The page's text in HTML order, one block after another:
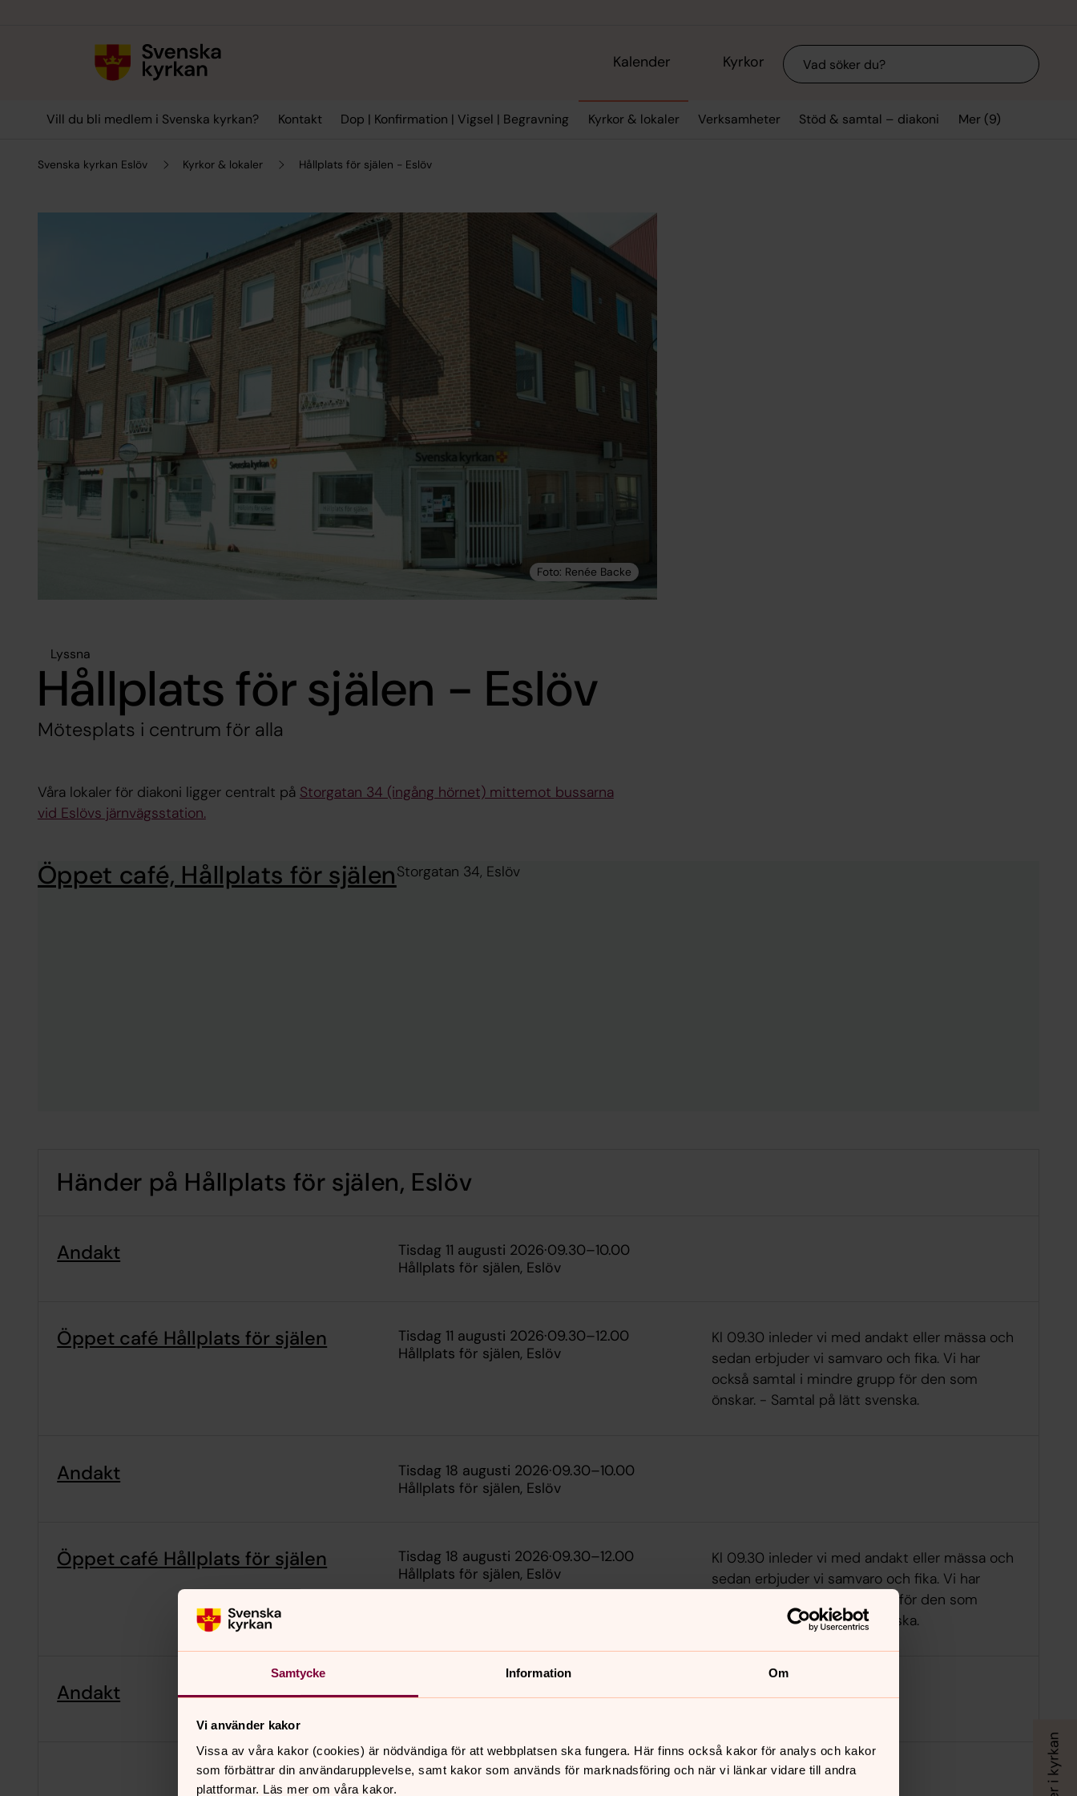
Samtycke Information Om
Vi använder kakor
Vissa av våra kakor (cookies) är nödvändiga för att webbplatsen ska fungera. Här finns också kakor för analys och kakor
som förbättrar din användarupplevelse, samt kakor som används för marknadsföring och när vi länkar vidare till andra
plattformar. Läs mer om våra kakor.
Kalender Kyrkor Sök
Vill du bli medlem i Svenska kyrkan? Kontakt Dop | Konfirmation | Vigsel | Begravning Kyrkor & lokaler Verksamheter Stöd & samtal – diakoni Mer (9)
Svenska kyrkan Eslöv Kyrkor & lokaler Hållplats för själen - Eslöv
Lyssna
Hållplats för själen - Eslöv
Mötesplats i centrum för alla
Våra lokaler för diakoni ligger centralt på Storgatan 34 (ingång hörnet) mittemot bussarna
vid Eslövs järnvägsstation.
Öppet café, Hållplats för själenStorgatan 34, Eslöv
Händer på Hållplats för själen, Eslöv
Andakt tisdag 11 augusti 2026·09.30–10.00
Hållplats för själen, Eslöv
Öppet café Hållplats för själen tisdag 11 augusti 2026·09.30–12.00
Hållplats för själen, Eslöv
Kl 09.30 inleder vi med andakt eller mässa och
sedan erbjuder vi samvaro och fika. Vi har
också samtal i mindre grupp för den som
önskar. - Samtal på lätt svenska.
Andakt tisdag 18 augusti 2026·09.30–10.00
Hållplats för själen, Eslöv
Öppet café Hållplats för själen tisdag 18 augusti 2026·09.30–12.00
Hållplats för själen, Eslöv
Kl 09.30 inleder vi med andakt eller mässa och
sedan erbjuder vi samvaro och fika. Vi har
också samtal i mindre grupp för den som
önskar. - Samtal på lätt svenska.
Andakt tisdag 25 augusti 2026